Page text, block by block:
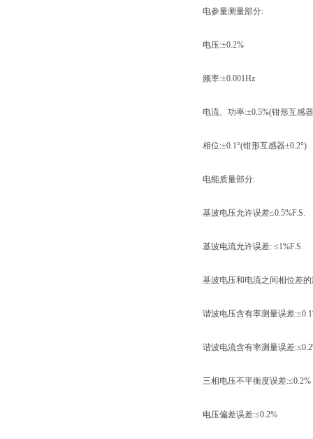
电参量测量部分:
电压:±0.2%
频率:±0.001Hz
电流、功率:±0.5%(钳形互感
相位:±0.1°(钳形互感器±0.2°)
电能质量部分:
基波电压允许误差≤0.5%F.S.
基波电流允许误差: ≤1%F.S.
基波电压和电流之间相位差的
谐波电压含有率测量误差
谐波电流含有率测量误差
三相电压不平衡度误差:≤0.2%
电压偏差误差:≤0.2%